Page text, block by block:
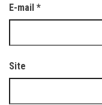
E-mail *
Site